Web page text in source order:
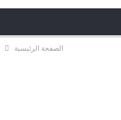
الصفحة الرئيسية